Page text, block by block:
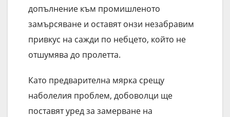
допълнение към промишленото
замърсяване и оставят онзи незабравим
привкус на сажди по небцето, който не
отшумява до пролетта.
Като предварителна мярка срещу
наболелия проблем, добоволци ще
поставят уред за замерване на